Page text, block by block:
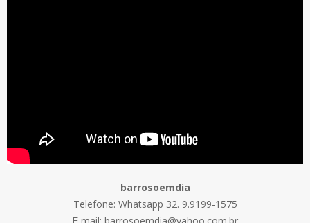
barrosoemdia
Telefone: Whatsapp 32. 9.9199-1575
E-mail: barrosoemdia@yahoo.com.br